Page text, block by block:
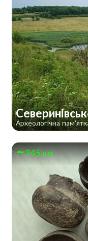
Археологічна
245 км